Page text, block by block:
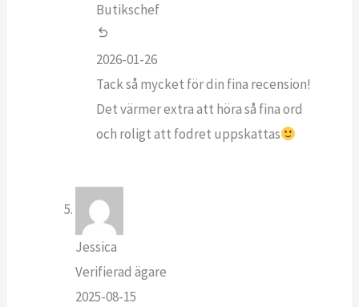
Butikschef
2026-01-26
Tack så mycket för din fina recension!
Det värmer extra att höra så fina ord
och roligt att fodret uppskattas
Jessica
Verifierad ägare
2025-08-15